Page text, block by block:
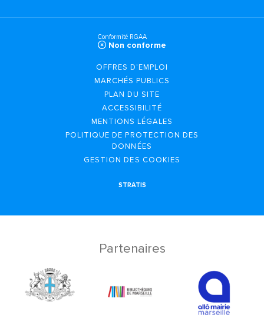
Conformité RGAA
Non conforme
OFFRES D'EMPLOI
MARCHÉS PUBLICS
PLAN DU SITE
ACCESSIBILITÉ
MENTIONS LÉGALES
POLITIQUE DE PROTECTION DES
DONNÉES
GESTION DES COOKIES
STRATIS
Partenaires